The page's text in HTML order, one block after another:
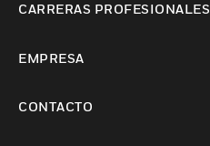
CARRERAS PROFESIONALES
EMPRESA
CONTACTO